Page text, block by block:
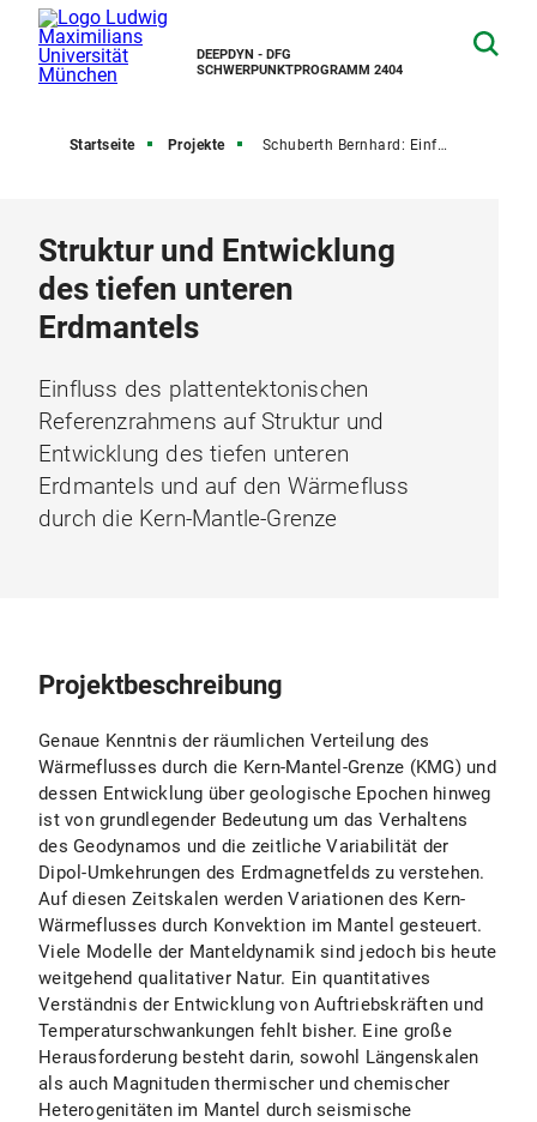
DEEPDYN - DFG
SCHWERPUNKTPROGRAMM 2404
Startseite Projekte Schuberth Bernhard: Einfluss des plattentektonischen Referenzrahmens ...
Struktur und Entwicklung
des tiefen unteren
Erdmantels
Einfluss des plattentektonischen
Referenzrahmens auf Struktur und
Entwicklung des tiefen unteren
Erdmantels und auf den Wärmefluss
durch die Kern-Mantle-Grenze
Projektbeschreibung
Genaue Kenntnis der räumlichen Verteilung des
Wärmeflusses durch die Kern-Mantel-Grenze (KMG) und
dessen Entwicklung über geologische Epochen hinweg
ist von grundlegender Bedeutung um das Verhaltens
des Geodynamos und die zeitliche Variabilität der
Dipol-Umkehrungen des Erdmagnetfelds zu verstehen.
Auf diesen Zeitskalen werden Variationen des Kern-
Wärmeflusses durch Konvektion im Mantel gesteuert.
Viele Modelle der Manteldynamik sind jedoch bis heute
weitgehend qualitativer Natur. Ein quantitatives
Verständnis der Entwicklung von Auftriebskräften und
Temperaturschwankungen fehlt bisher. Eine große
Herausforderung besteht darin, sowohl Längenskalen
als auch Magnituden thermischer und chemischer
Heterogenitäten im Mantel durch seismische